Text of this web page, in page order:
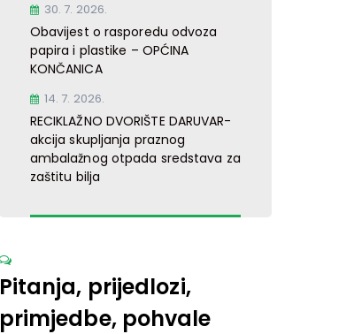
30. 7. 2026.
Obavijest o rasporedu odvoza
papira i plastike – OPĆINA
KONČANICA
14. 7. 2026.
RECIKLAŽNO DVORIŠTE DARUVAR-
akcija skupljanja praznog
ambalažnog otpada sredstava za
zaštitu bilja
Pitanja, prijedlozi,
primjedbe, pohvale